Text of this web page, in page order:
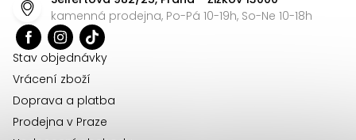
kamenná prodejna, Po-Pá 10-19h, So-Ne 10-18h
Stav objednávky
Vrácení zboží
Doprava a platba
Prodejna v Praze